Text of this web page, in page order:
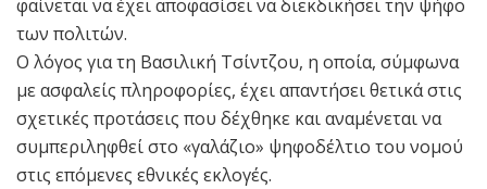
φαίνεται να έχει αποφασίσει να διεκδικήσει την ψήφο
των πολιτών.
Ο λόγος για τη Βασιλική Τσίντζου, η οποία, σύμφωνα
με ασφαλείς πληροφορίες, έχει απαντήσει θετικά στις
σχετικές προτάσεις που δέχθηκε και αναμένεται να
συμπεριληφθεί στο «γαλάζιο» ψηφοδέλτιο του νομού
στις επόμενες εθνικές εκλογές.